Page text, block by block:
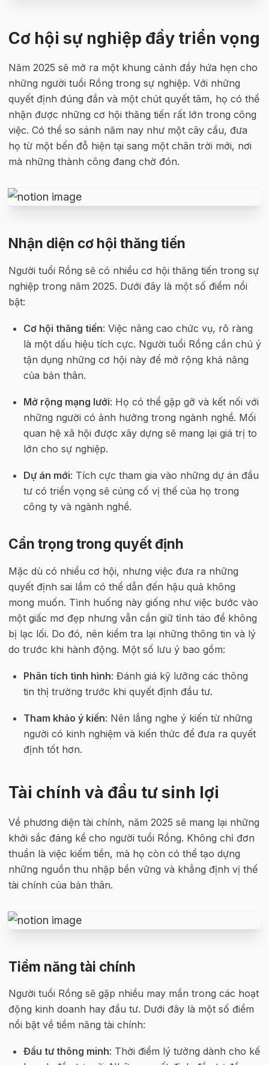
Cơ hội sự nghiệp đầy triển vọng
Năm 2025 sẽ mở ra một khung cảnh đầy hứa hẹn cho
những người tuổi Rồng trong sự nghiệp. Với những
quyết định đúng đắn và một chút quyết tâm, họ có thể
nhận được những cơ hội thăng tiến rất lớn trong công
việc. Có thể so sánh năm nay như một cây cầu, đưa
họ từ một bến đỗ hiện tại sang một chân trời mới, nơi
mà những thành công đang chờ đón.
Nhận diện cơ hội thăng tiến
Người tuổi Rồng sẽ có nhiều cơ hội thăng tiến trong sự
nghiệp trong năm 2025. Dưới đây là một số điểm nổi
bật:
Cơ hội thăng tiến: Việc nâng cao chức vụ, rõ ràng
là một dấu hiệu tích cực. Người tuổi Rồng cần chú ý
tận dụng những cơ hội này để mở rộng khả năng
của bản thân.
Mở rộng mạng lưới: Họ có thể gặp gỡ và kết nối với
những người có ảnh hưởng trong ngành nghề. Mối
quan hệ xã hội được xây dựng sẽ mang lại giá trị to
lớn cho sự nghiệp.
Dự án mới: Tích cực tham gia vào những dự án đầu
tư có triển vọng sẽ củng cố vị thế của họ trong
công ty và ngành nghề.
Cẩn trọng trong quyết định
Mặc dù có nhiều cơ hội, nhưng việc đưa ra những
quyết định sai lầm có thể dẫn đến hậu quả không
mong muốn. Tình huống này giống như việc bước vào
một giấc mơ đẹp nhưng vẫn cần giữ tỉnh táo để không
bị lạc lối. Do đó, nên kiểm tra lại những thông tin và lý
do trước khi hành động. Một số lưu ý bao gồm:
Phân tích tình hình: Đánh giá kỹ lưỡng các thông
tin thị trường trước khi quyết định đầu tư.
Tham khảo ý kiến: Nên lắng nghe ý kiến từ những
người có kinh nghiệm và kiến thức để đưa ra quyết
định tốt hơn.
Tài chính và đầu tư sinh lợi
Về phương diện tài chính, năm 2025 sẽ mang lại những
khởi sắc đáng kể cho người tuổi Rồng. Không chỉ đơn
thuần là việc kiếm tiền, mà họ còn có thể tạo dựng
những nguồn thu nhập bền vững và khẳng định vị thế
tài chính của bản thân.
Tiềm năng tài chính
Người tuổi Rồng sẽ gặp nhiều may mắn trong các hoạt
động kinh doanh hay đầu tư. Dưới đây là một số điểm
nổi bật về tiềm năng tài chính:
Đầu tư thông minh: Thời điểm lý tưởng dành cho kế